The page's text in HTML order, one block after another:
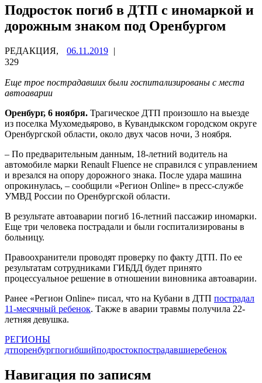
Подросток погиб в ДТП с иномаркой и
дорожным знаком под Оренбургом
РЕДАКЦИЯ, 06.11.2019 |
329
Еще трое пострадавших были госпитализированы с места
автоаварии
Оренбург, 6 ноября. Трагическое ДТП произошло на выезде
из поселка Мухомедьярово, в Кувандыкском городском округе
Оренбургской области, около двух часов ночи, 3 ноября.
– По предварительным данным, 18-летний водитель на
автомобиле марки Renault Fluence не справился с управлением
и врезался на опору дорожного знака. После удара машина
опрокинулась, – сообщили «Регион Online» в пресс-службе
УМВД России по Оренбургской области.
В результате автоаварии погиб 16-летний пассажир иномарки.
Еще три человека пострадали и были госпитализированы в
больницу.
Правоохранители проводят проверку по факту ДТП. По ее
результатам сотрудниками ГИБДД будет принято
процессуальное решение в отношении виновника автоаварии.
Ранее «Регион Online» писал, что на Кубани в ДТП пострадал
11-месячный ребенок. Также в аварии травмы получила 22-
летняя девушка.
РЕГИОНЫ
дтпоренбургпогибшийподростокпострадавшиеребенок
Навигация по записям